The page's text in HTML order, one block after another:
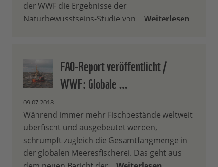
der WWF die Ergebnisse der
Naturbewusstseins-Studie von… Weiterlesen
FAO-Report veröffentlicht /
WWF: Globale …
09.07.2018
Während immer mehr Fischbestände weltweit
überfischt und ausgebeutet werden,
schrumpft zugleich die Gesamtfangmenge in
der globalen Meeresfischerei. Das geht aus